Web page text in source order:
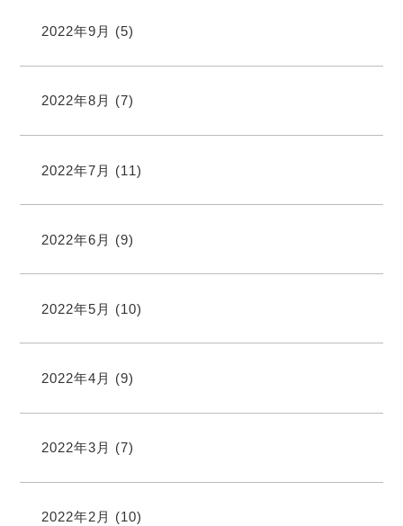
2022年9月 (5)
2022年8月 (7)
2022年7月 (11)
2022年6月 (9)
2022年5月 (10)
2022年4月 (9)
2022年3月 (7)
2022年2月 (10)